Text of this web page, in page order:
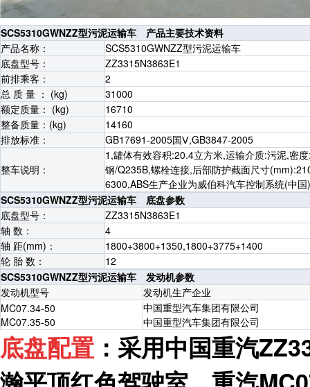
SCS5310GWNZZ型污泥运输车 产品主要技术资料
产品名称：
SCS5310GWNZZ型污泥运输车
底盘型号：
ZZ3315N3863E1
前排乘客：
2
总 质 量 ： (kg)
31000
额定质量： (kg)
16710
整备质量：(kg)
14160
排放标准：
GB17691-2005国Ⅴ,GB3847-2005
整车说明：
1,罐体有效容积:20.4立方米,运输介质:污泥,密
钢/Q235B,螺栓连接,后部防护截面尺寸
6300,ABS生产企业为威伯科汽车控制系统(中
SCS5310GWNZZ型污泥运输车 底盘参数
底盘型号：
ZZ3315N3863E1
轴 数：
4
轴 距(mm)：
1800+3800+1350,1800+3775+1400
轮 胎 数：
12
SCS5310GWNZZ型污泥运输车 发动机参数
发动机型号
发动机生产企业
MC07.34-50
MC07.35-50
中国重型汽车集团有限公司
中国重型汽车集团有限公司
底盘配置 ：采用中国重汽